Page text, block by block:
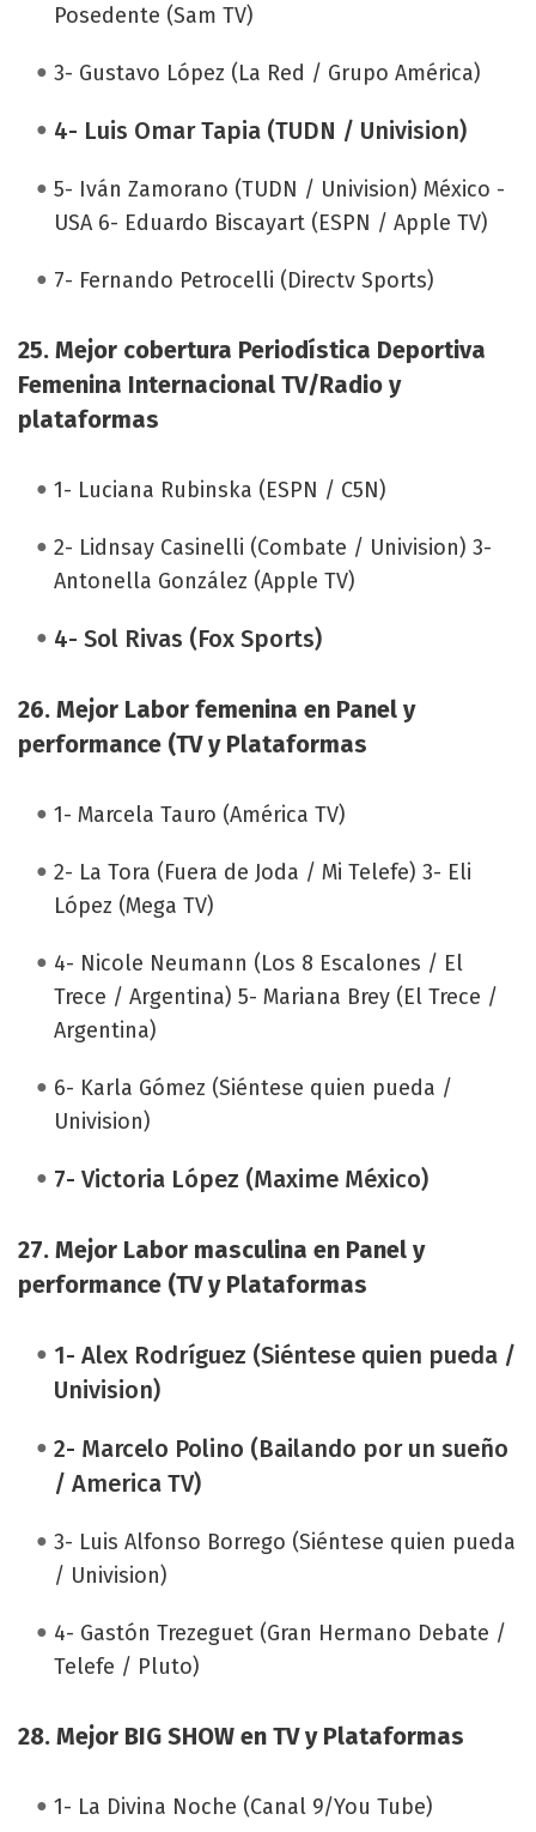
Posedente (Sam TV)
3- Gustavo López (La Red / Grupo América)
4- Luis Omar Tapia (TUDN / Univision)
5- Iván Zamorano (TUDN / Univision) México -
USA 6- Eduardo Biscayart (ESPN / Apple TV)
7- Fernando Petrocelli (Directv Sports)
25. Mejor cobertura Periodística Deportiva
Femenina Internacional TV/Radio y
plataformas
1- Luciana Rubinska (ESPN / C5N)
2- Lidnsay Casinelli (Combate / Univision) 3-
Antonella González (Apple TV)
4- Sol Rivas (Fox Sports)
26. Mejor Labor femenina en Panel y
performance (TV y Plataformas
1- Marcela Tauro (América TV)
2- La Tora (Fuera de Joda / Mi Telefe) 3- Eli
López (Mega TV)
4- Nicole Neumann (Los 8 Escalones / El
Trece / Argentina) 5- Mariana Brey (El Trece /
Argentina)
6- Karla Gómez (Siéntese quien pueda /
Univision)
7- Victoria López (Maxime México)
27. Mejor Labor masculina en Panel y
performance (TV y Plataformas
1- Alex Rodríguez (Siéntese quien pueda /
Univision)
2- Marcelo Polino (Bailando por un sueño
/ America TV)
3- Luis Alfonso Borrego (Siéntese quien pueda
/ Univision)
4- Gastón Trezeguet (Gran Hermano Debate /
Telefe / Pluto)
28. Mejor BIG SHOW en TV y Plataformas
1- La Divina Noche (Canal 9/You Tube)